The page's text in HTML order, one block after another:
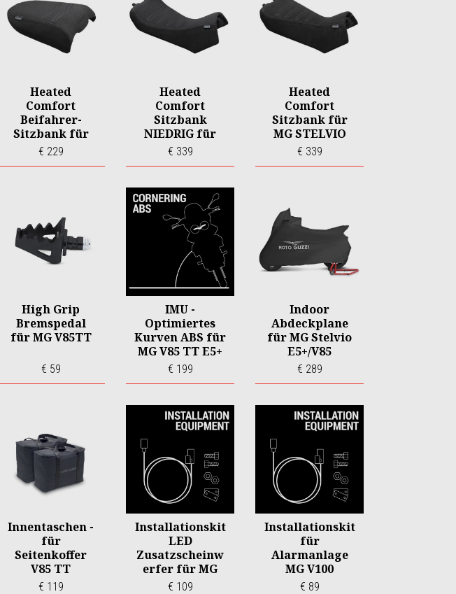
Heated
Comfort
Beifahrer-
Sitzbank für
MG STELVIO
€ 229
Heated
Comfort
Sitzbank
NIEDRIG für
MG STELVIO
€ 339
Heated
Comfort
Sitzbank für
MG STELVIO
E5+
€ 339
High Grip
Bremspedal
für MG V85TT
€ 59
IMU -
Optimiertes
Kurven ABS für
MG V85 TT E5+
€ 199
Indoor
Abdeckplane
für MG Stelvio
E5+/V85
€ 289
Innentaschen -
für
Seitenkoffer
V85 TT
€ 119
Installationskit
LED
Zusatzscheinw
erfer für MG
V100
€ 109
Installationskit
für
Alarmanlage
MG V100
€ 89